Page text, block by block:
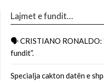
Lajmet e fundit…
🗣 CRISTIANO
fundit”.
Specialja cakton datën e